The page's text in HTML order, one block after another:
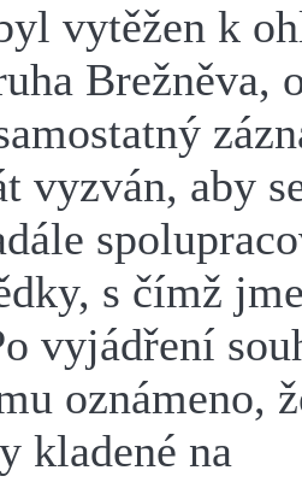
vytěžen k
Brežněva,
vyzván, aby
s čímž
vyjádření
oznámeno,
kladené na